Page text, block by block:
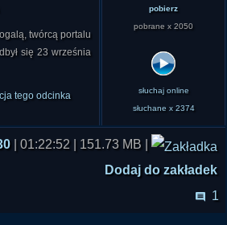
twórcą portalu
się 23 września
tego odcinka
pobierz
pobrane x 2050
słuchaj online
słuchane x 2374
| 01:22:52 | 151.73 MB |
Dodaj do zakładek
1